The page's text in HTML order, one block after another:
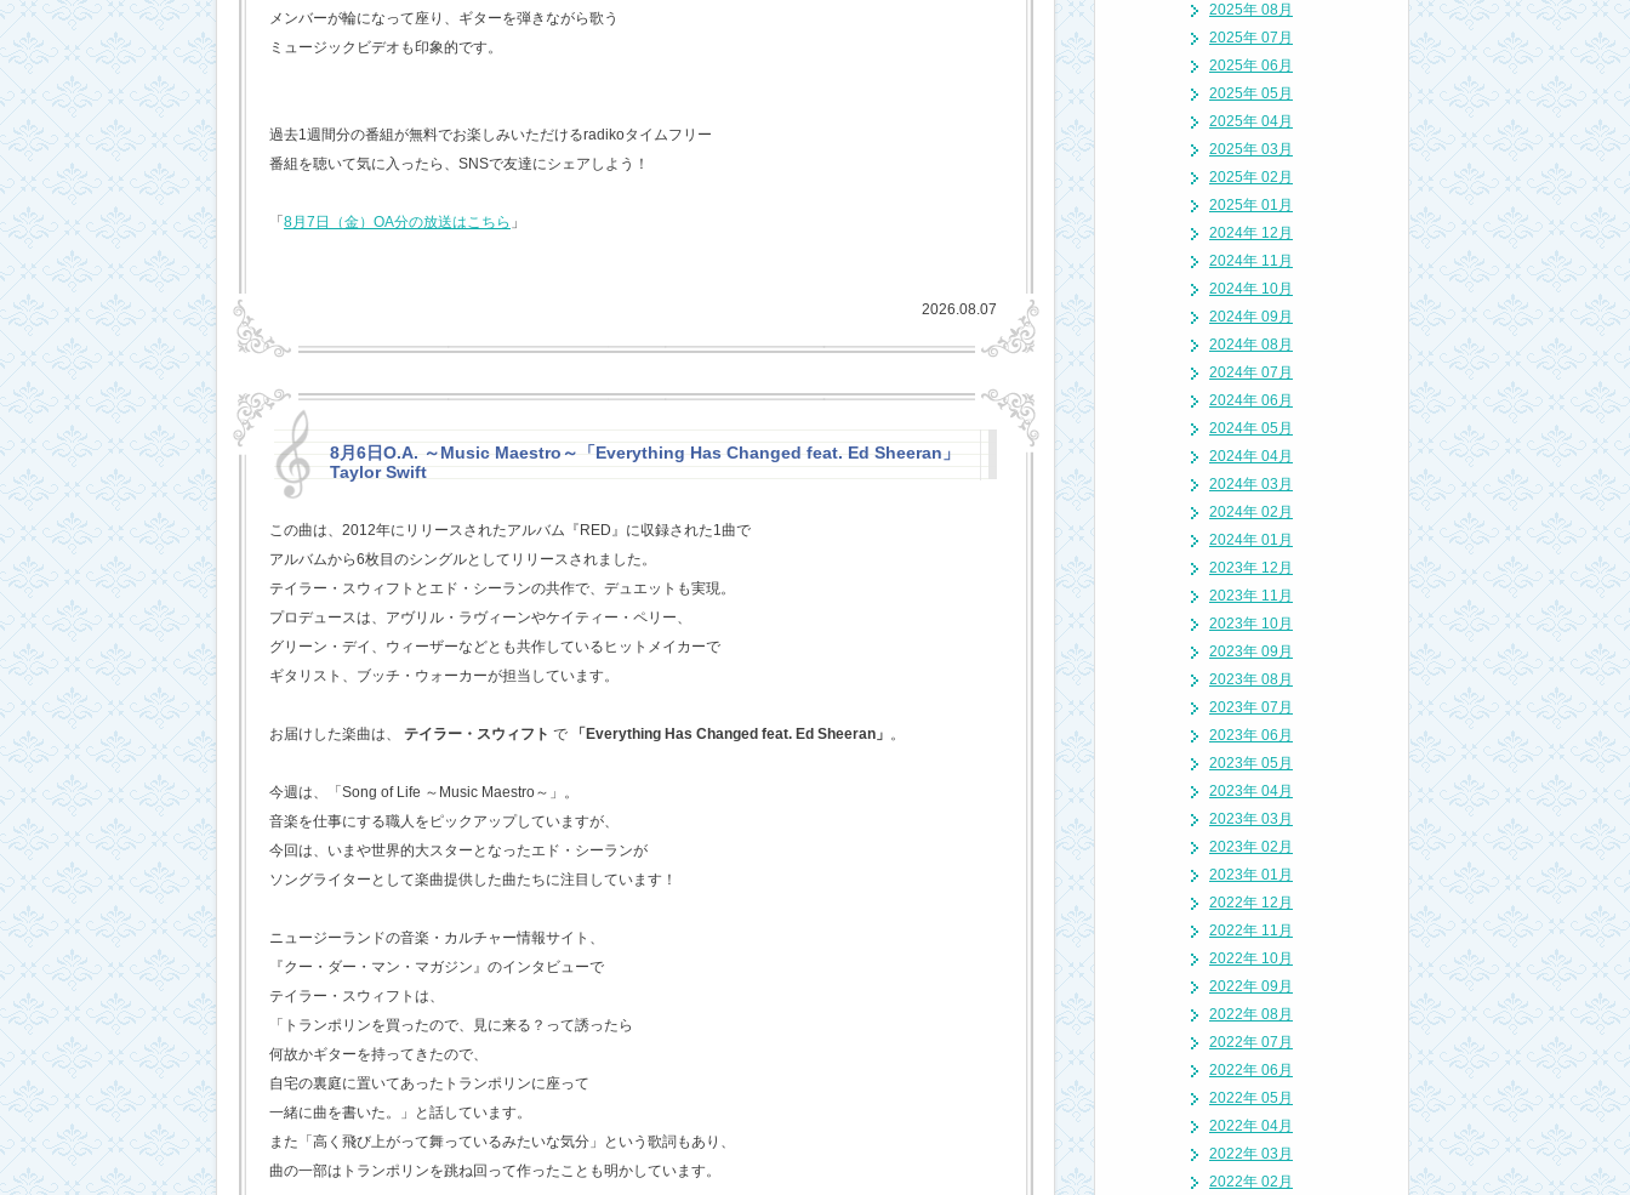
メンバーが輪になって座り、ギターを弾きながら歌う
ミュージックビデオも印象的です。
過去1週間分の番組が無料でお楽しみいただけるradikoタイムフリー
番組を聴いて気に入ったら、SNSで友達にシェアしよう！
「 8月7日（金）OA分の放送はこちら 」
2026.08.07
8月6日O.A. ～Music Maestro～「Everything Has Changed feat. Ed Sheeran」
Taylor Swift
この曲は、2012年にリリースされたアルバム『RED』に収録された1曲で
アルバムから6枚目のシングルとしてリリースされました。
テイラー・スウィフトとエド・シーランの共作で、デュエットも実現。
プロデュースは、アヴリル・ラヴィーンやケイティー・ペリー、
グリーン・デイ、ウィーザーなどとも共作しているヒットメイカーで
ギタリスト、ブッチ・ウォーカーが担当しています。
お届けした楽曲は、 テイラー・スウィフト で 「Everything Has Changed feat. Ed Sheeran」 。
今週は、「Song of Life ～Music Maestro～」。
音楽を仕事にする職人をピックアップしていますが、
今回は、いまや世界的大スターとなったエド・シーランが
ソングライターとして楽曲提供した曲たちに注目しています！
ニュージーランドの音楽・カルチャー情報サイト、
『クー・ダー・マン・マガジン』のインタビューで
テイラー・スウィフトは、
「トランポリンを買ったので、見に来る？って誘ったら
何故かギターを持ってきたので、
自宅の裏庭に置いてあったトランポリンに座って
一緒に曲を書いた。」と話しています。
また「高く飛び上がって舞っているみたいな気分」という歌詞もあり、
曲の一部はトランポリンを跳ね回って作ったことも明かしています。
2025年 08月
2025年 07月
2025年 06月
2025年 05月
2025年 04月
2025年 03月
2025年 02月
2025年 01月
2024年 12月
2024年 11月
2024年 10月
2024年 09月
2024年 08月
2024年 07月
2024年 06月
2024年 05月
2024年 04月
2024年 03月
2024年 02月
2024年 01月
2023年 12月
2023年 11月
2023年 10月
2023年 09月
2023年 08月
2023年 07月
2023年 06月
2023年 05月
2023年 04月
2023年 03月
2023年 02月
2023年 01月
2022年 12月
2022年 11月
2022年 10月
2022年 09月
2022年 08月
2022年 07月
2022年 06月
2022年 05月
2022年 04月
2022年 03月
2022年 02月